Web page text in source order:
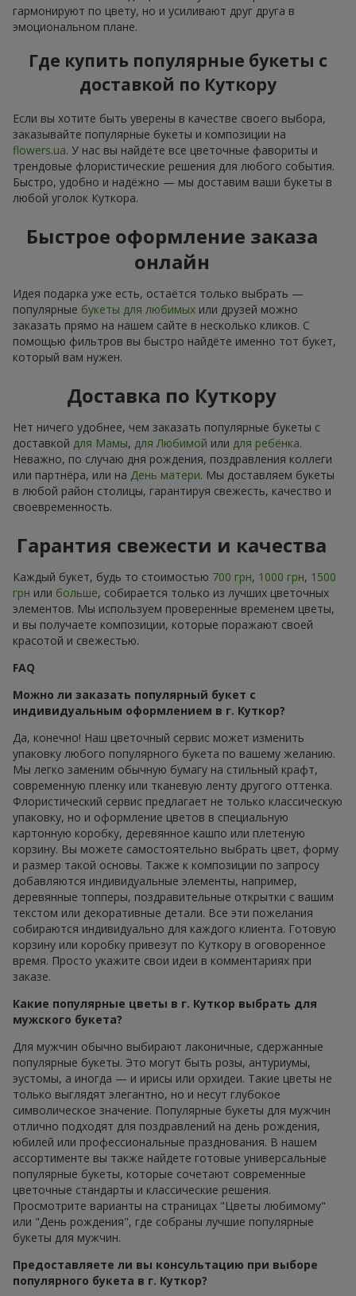
гармонируют по цвету, но и усиливают друг друга в
эмоциональном плане.
Где купить популярные букеты с
доставкой по Куткору
Если вы хотите быть уверены в качестве своего выбора,
заказывайте популярные букеты и композиции на
flowers.ua. У нас вы найдёте все цветочные фавориты и
трендовые флористические решения для любого события.
Быстро, удобно и надёжно — мы доставим ваши букеты в
любой уголок Куткора.
Быстрое оформление заказа
онлайн
Идея подарка уже есть, остаётся только выбрать —
популярные букеты для любимых или друзей можно
заказать прямо на нашем сайте в несколько кликов. С
помощью фильтров вы быстро найдёте именно тот букет,
который вам нужен.
Доставка по Куткору
Нет ничего удобнее, чем заказать популярные букеты с
доставкой для Мамы, для Любимой или для ребёнка.
Неважно, по случаю дня рождения, поздравления коллеги
или партнёра, или на День матери. Мы доставляем букеты
в любой район столицы, гарантируя свежесть, качество и
своевременность.
Гарантия свежести и качества
Каждый букет, будь то стоимостью 700 грн, 1000 грн, 1500
грн или больше, собирается только из лучших цветочных
элементов. Мы используем проверенные временем цветы,
и вы получаете композиции, которые поражают своей
красотой и свежестью.
FAQ
Можно ли заказать популярный букет с
индивидуальным оформлением в г. Куткор?
Да, конечно! Наш цветочный сервис может изменить
упаковку любого популярного букета по вашему желанию.
Мы легко заменим обычную бумагу на стильный крафт,
современную пленку или тканевую ленту другого оттенка.
Флористический сервис предлагает не только классическую
упаковку, но и оформление цветов в специальную
картонную коробку, деревянное кашпо или плетеную
корзину. Вы можете самостоятельно выбрать цвет, форму
и размер такой основы. Также к композиции по запросу
добавляются индивидуальные элементы, например,
деревянные топперы, поздравительные открытки с вашим
текстом или декоративные детали. Все эти пожелания
собираются индивидуально для каждого клиента. Готовую
корзину или коробку привезут по Куткору в оговоренное
время. Просто укажите свои идеи в комментариях при
заказе.
Какие популярные цветы в г. Куткор выбрать для
мужского букета?
Для мужчин обычно выбирают лаконичные, сдержанные
популярные букеты. Это могут быть розы, антуриумы,
эустомы, а иногда — и ирисы или орхидеи. Такие цветы не
только выглядят элегантно, но и несут глубокое
символическое значение. Популярные букеты для мужчин
отлично подходят для поздравлений на день рождения,
юбилей или профессиональные празднования. В нашем
ассортименте вы также найдете готовые универсальные
популярные букеты, которые сочетают современные
цветочные стандарты и классические решения.
Просмотрите варианты на страницах "Цветы любимому"
или "День рождения", где собраны лучшие популярные
букеты для мужчин.
Предоставляете ли вы консультацию при выборе
популярного букета в г. Куткор?